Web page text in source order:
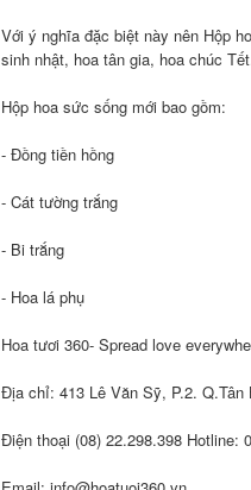
Với ý nghĩa đặc biệt này nên Hộp
sinh nhật, hoa tân gia, hoa chúc
Hộp hoa sức sống mới bao gồm:
- Đồng tiền hồng
- Cát tường trắng
- Bi trắng
- Hoa lá phụ
Hoa tươi 360- Spread love
Địa chỉ: 413 Lê Văn Sỹ, P.2. Q.Tân
Điện thoại (08) 22.298.398 Hotline: